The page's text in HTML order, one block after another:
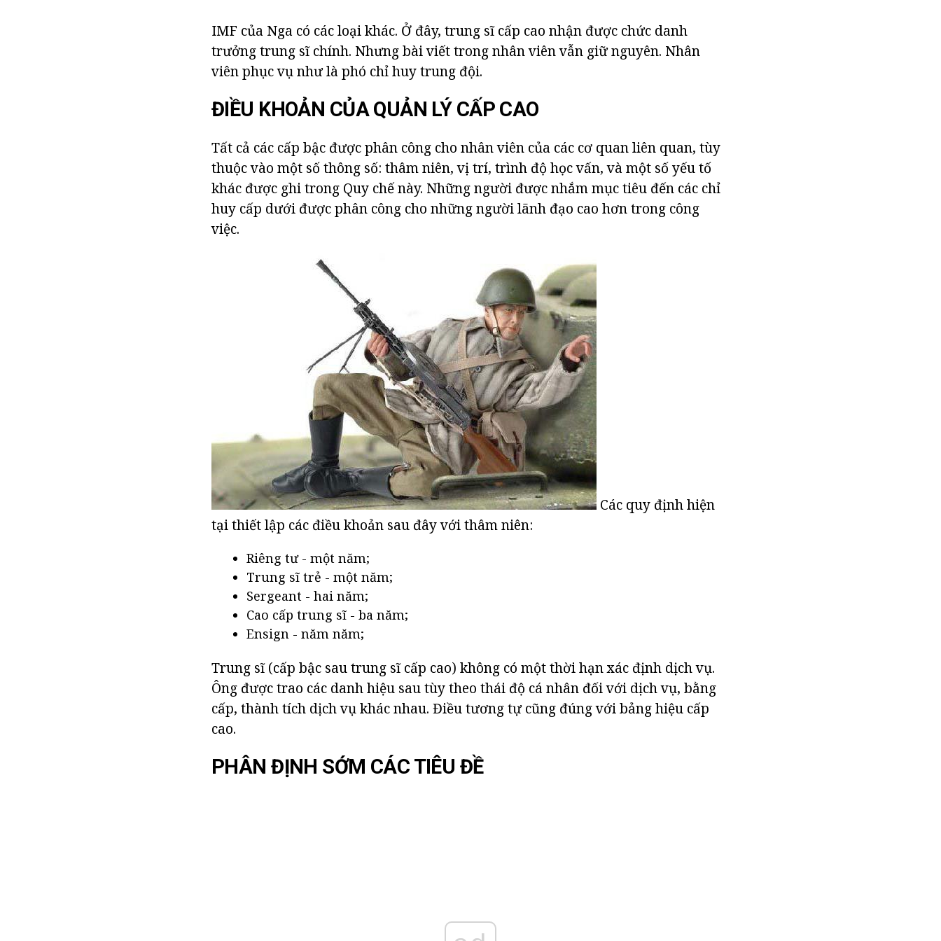
IMF của Nga có các loại khác. Ở đây, trung sĩ cấp cao nhận được chức danh
trưởng trung sĩ chính. Nhưng bài viết trong nhân viên vẫn giữ nguyên. Nhân
viên phục vụ như là phó chỉ huy trung đội.
ĐIỀU KHOẢN CỦA QUẢN LÝ CẤP CAO
Tất cả các cấp bậc được phân công cho nhân viên của các cơ quan liên quan, tùy
thuộc vào một số thông số: thâm niên, vị trí, trình độ học vấn, và một số yếu tố
khác được ghi trong Quy chế này. Những người được nhắm mục tiêu đến các chỉ
huy cấp dưới được phân công cho những người lãnh đạo cao hơn trong công
việc.
Các quy định hiện
tại thiết lập các điều khoản sau đây với thâm niên:
Riêng tư - một năm;
Trung sĩ trẻ - một năm;
Sergeant - hai năm;
Cao cấp trung sĩ - ba năm;
Ensign - năm năm;
Trung sĩ (cấp bậc sau trung sĩ cấp cao) không có một thời hạn xác định dịch vụ.
Ông được trao các danh hiệu sau tùy theo thái độ cá nhân đối với dịch vụ, bằng
cấp, thành tích dịch vụ khác nhau. Điều tương tự cũng đúng với bảng hiệu cấp
cao.
PHÂN ĐỊNH SỚM CÁC TIÊU ĐỀ